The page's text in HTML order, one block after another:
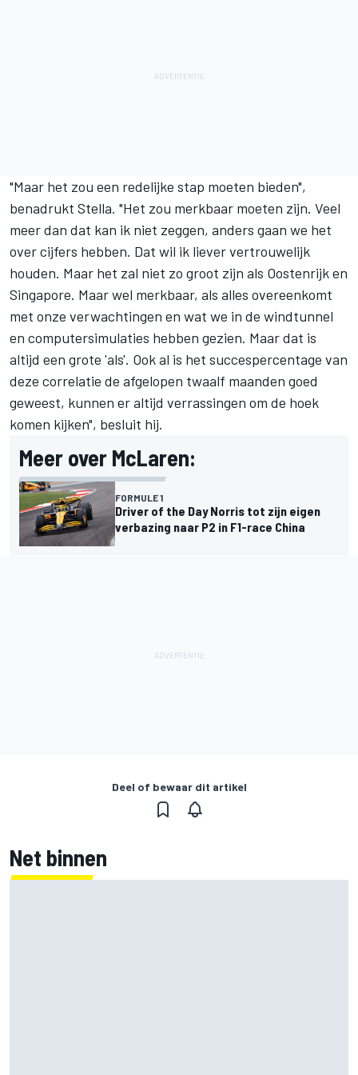
"Maar het zou een redelijke stap moeten bieden",
benadrukt Stella. "Het zou merkbaar moeten zijn. Veel
meer dan dat kan ik niet zeggen, anders gaan we het
over cijfers hebben. Dat wil ik liever vertrouwelijk
houden. Maar het zal niet zo groot zijn als Oostenrijk en
Singapore. Maar wel merkbaar, als alles overeenkomt
met onze verwachtingen en wat we in de windtunnel
en computersimulaties hebben gezien. Maar dat is
altijd een grote 'als'. Ook al is het succespercentage van
deze correlatie de afgelopen twaalf maanden goed
geweest, kunnen er altijd verrassingen om de hoek
komen kijken", besluit hij.
Meer over McLaren:
FORMULE 1
Driver of the Day Norris tot zijn eigen
verbazing naar P2 in F1-race China
Deel of bewaar dit artikel
Net binnen